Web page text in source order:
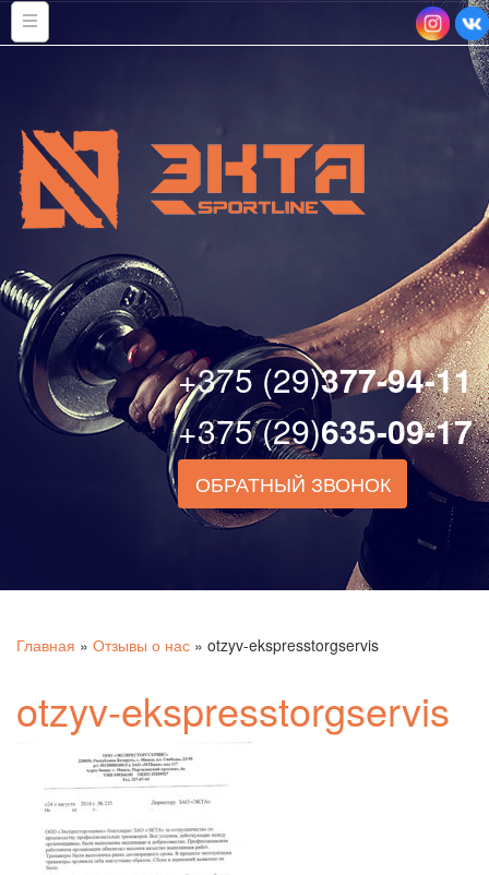
+375 (29)377-94-11
+375 (29)635-09-17
ОБРАТНЫЙ ЗВОНОК
Главная » Отзывы о нас » otzyv-ekspresstorgservis
otzyv-ekspresstorgservis